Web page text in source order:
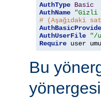
AuthType Basic
AuthName
"Gizli
# (Aşağıdaki
AuthUserFile
"/
Require user
Bu